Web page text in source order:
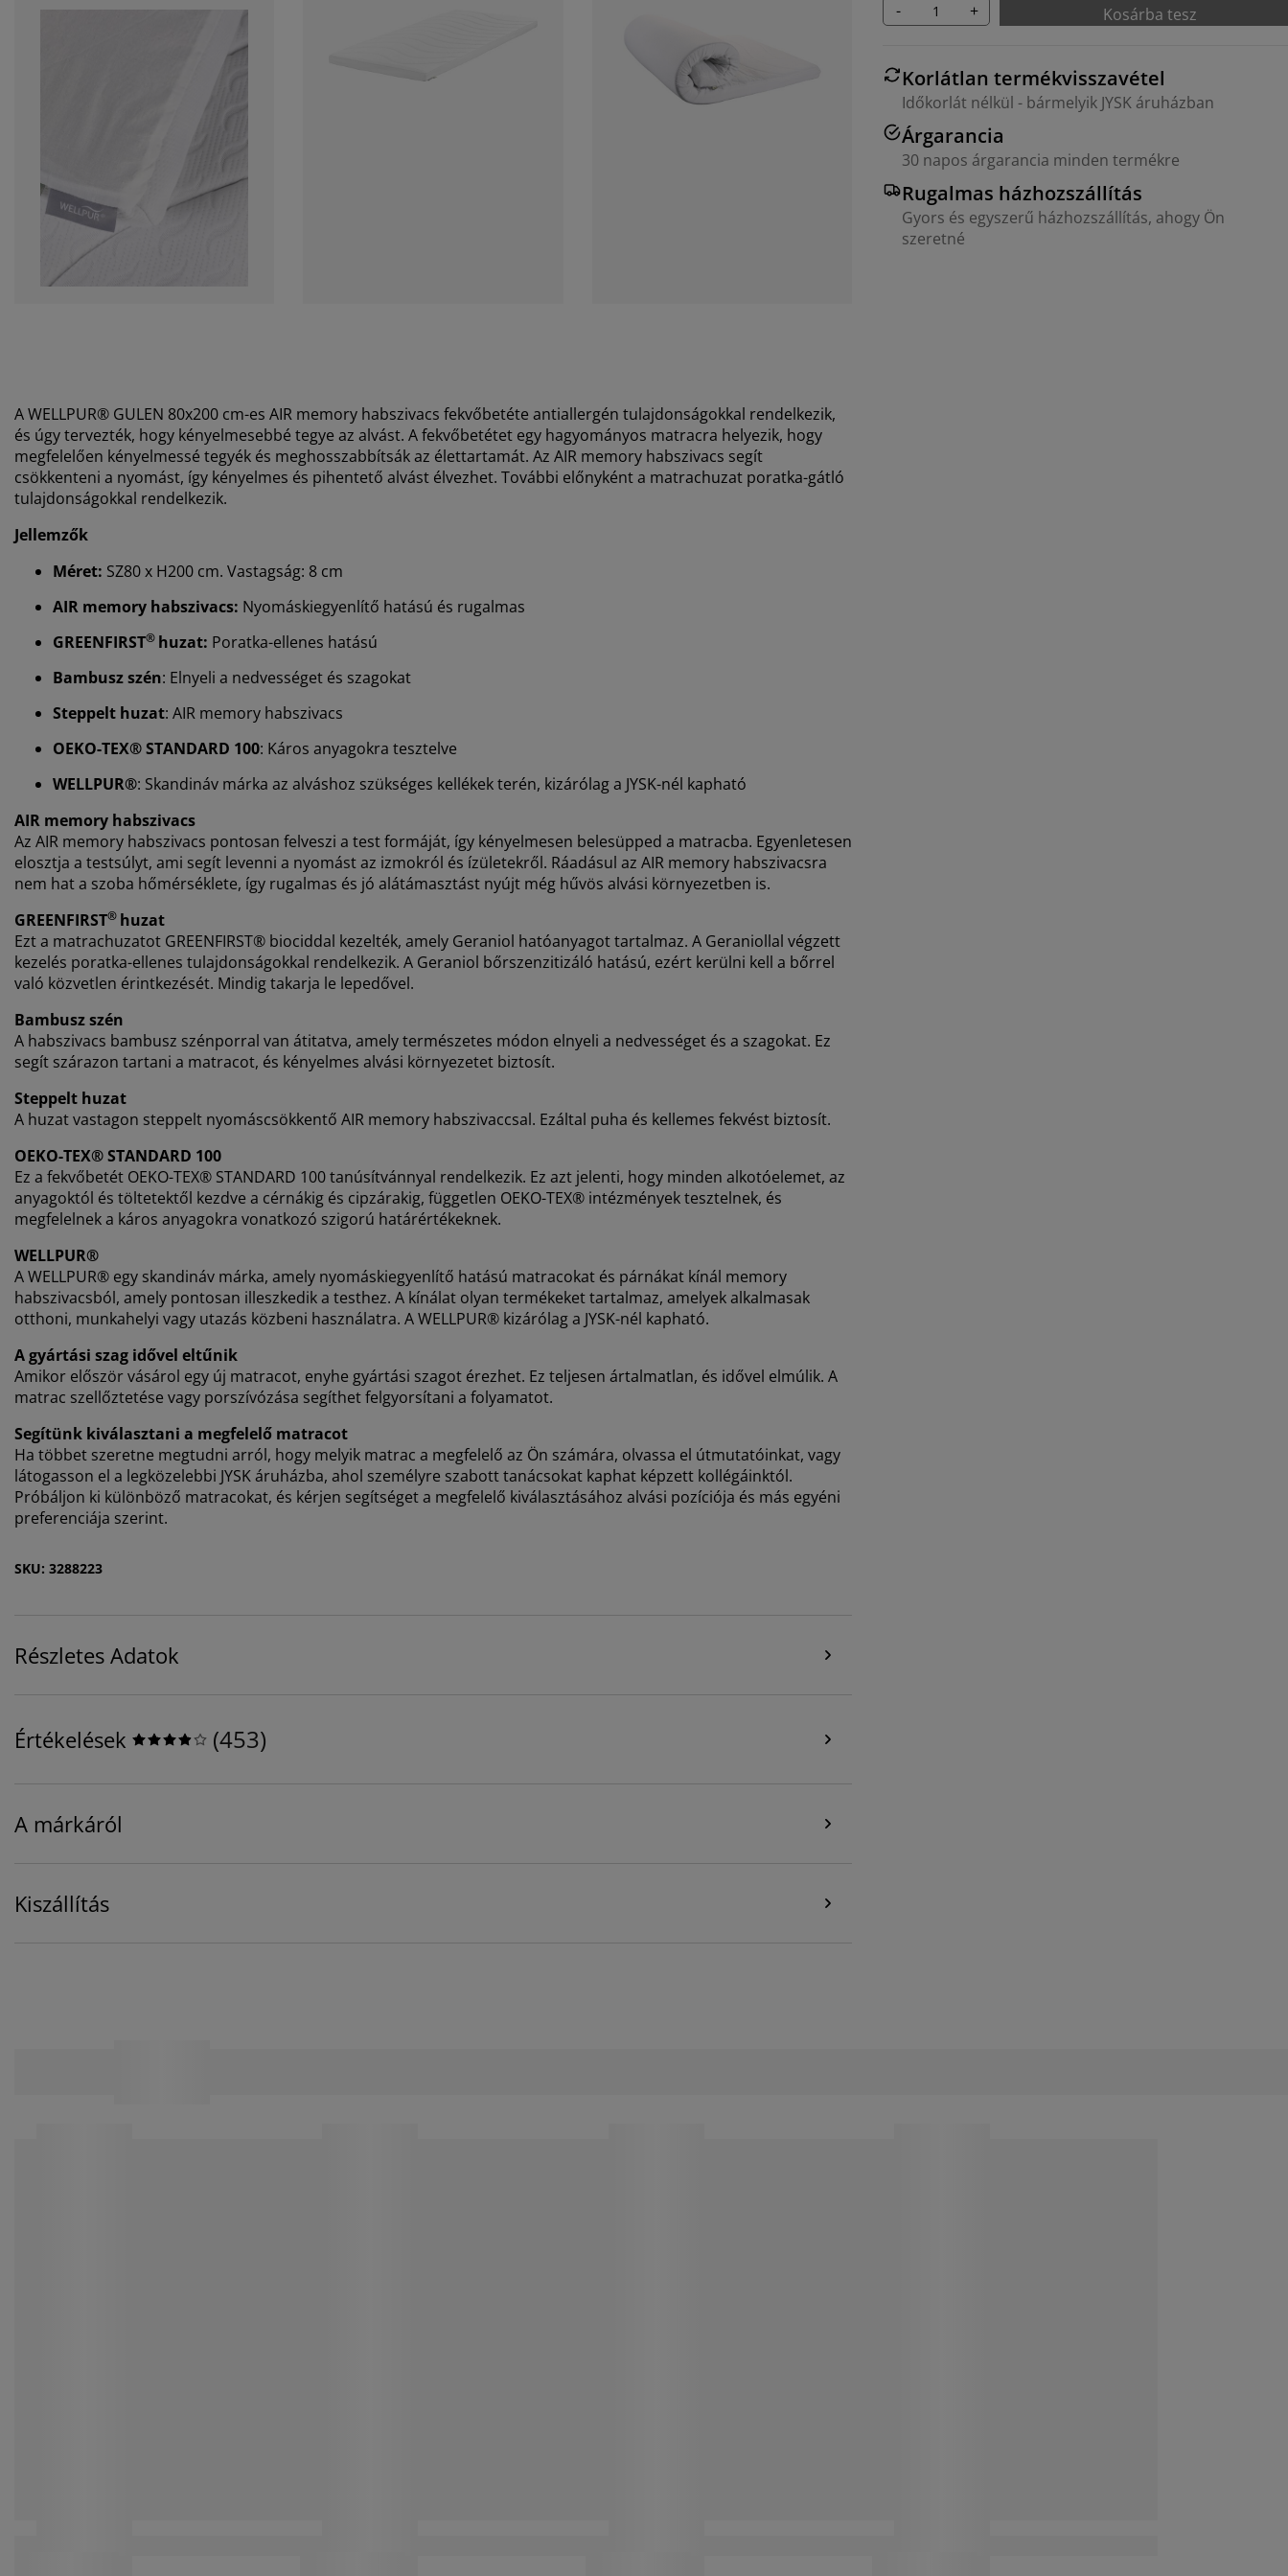
- + Kosárba tesz
Korlátlan termékvisszavétel
Időkorlát nélkül - bármelyik JYSK áruházban
Árgarancia
30 napos árgarancia minden termékre
Rugalmas házhozszállítás
Gyors és egyszerű házhozszállítás, ahogy Ön
szeretné
A WELLPUR® GULEN 80x200 cm-es AIR memory habszivacs fekvőbetéte antiallergén tulajdonságokkal rendelkezik,
és úgy tervezték, hogy kényelmesebbé tegye az alvást. A fekvőbetétet egy hagyományos matracra helyezik, hogy
megfelelően kényelmessé tegyék és meghosszabbítsák az élettartamát. Az AIR memory habszivacs segít
csökkenteni a nyomást, így kényelmes és pihentető alvást élvezhet. További előnyként a matrachuzat poratka-gátló
tulajdonságokkal rendelkezik.
Jellemzők
Méret: SZ80 x H200 cm. Vastagság: 8 cm
AIR memory habszivacs: Nyomáskiegyenlítő hatású és rugalmas
GREENFIRST® huzat: Poratka-ellenes hatású
Bambusz szén: Elnyeli a nedvességet és szagokat
Steppelt huzat: AIR memory habszivacs
OEKO-TEX® STANDARD 100: Káros anyagokra tesztelve
WELLPUR®: Skandináv márka az alváshoz szükséges kellékek terén, kizárólag a JYSK-nél kapható
AIR memory habszivacs
Az AIR memory habszivacs pontosan felveszi a test formáját, így kényelmesen belesüpped a matracba. Egyenletesen
elosztja a testsúlyt, ami segít levenni a nyomást az izmokról és ízületekről. Ráadásul az AIR memory habszivacsra
nem hat a szoba hőmérséklete, így rugalmas és jó alátámasztást nyújt még hűvös alvási környezetben is.
GREENFIRST® huzat
Ezt a matrachuzatot GREENFIRST® biociddal kezelték, amely Geraniol hatóanyagot tartalmaz. A Geraniollal végzett
kezelés poratka-ellenes tulajdonságokkal rendelkezik. A Geraniol bőrszenzitizáló hatású, ezért kerülni kell a bőrrel
való közvetlen érintkezését. Mindig takarja le lepedővel.
Bambusz szén
A habszivacs bambusz szénporral van átitatva, amely természetes módon elnyeli a nedvességet és a szagokat. Ez
segít szárazon tartani a matracot, és kényelmes alvási környezetet biztosít.
Steppelt huzat
A huzat vastagon steppelt nyomáscsökkentő AIR memory habszivaccsal. Ezáltal puha és kellemes fekvést biztosít.
OEKO-TEX® STANDARD 100
Ez a fekvőbetét OEKO-TEX® STANDARD 100 tanúsítvánnyal rendelkezik. Ez azt jelenti, hogy minden alkotóelemet, az
anyagoktól és töltetektől kezdve a cérnákig és cipzárakig, független OEKO-TEX® intézmények tesztelnek, és
megfelelnek a káros anyagokra vonatkozó szigorú határértékeknek.
WELLPUR®
A WELLPUR® egy skandináv márka, amely nyomáskiegyenlítő hatású matracokat és párnákat kínál memory
habszivacsból, amely pontosan illeszkedik a testhez. A kínálat olyan termékeket tartalmaz, amelyek alkalmasak
otthoni, munkahelyi vagy utazás közbeni használatra. A WELLPUR® kizárólag a JYSK-nél kapható.
A gyártási szag idővel eltűnik
Amikor először vásárol egy új matracot, enyhe gyártási szagot érezhet. Ez teljesen ártalmatlan, és idővel elmúlik. A
matrac szellőztetése vagy porszívózása segíthet felgyorsítani a folyamatot.
Segítünk kiválasztani a megfelelő matracot
Ha többet szeretne megtudni arról, hogy melyik matrac a megfelelő az Ön számára, olvassa el útmutatóinkat, vagy
látogasson el a legközelebbi JYSK áruházba, ahol személyre szabott tanácsokat kaphat képzett kollégáinktól.
Próbáljon ki különböző matracokat, és kérjen segítséget a megfelelő kiválasztásához alvási pozíciója és más egyéni
preferenciája szerint.
SKU: 3288223
Részletes Adatok
Értékelések (453)
A márkáról
Kiszállítás